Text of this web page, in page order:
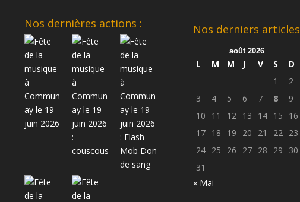
Nos dernières actions : Nos derniers articles
août 2026
L M M J V S
D
1
2
3
4 5 6 7 8
9
10
11 12 13 14 15
16
17
18 19 20 21 22
23
24
25 26 27 28 29
30
31
« Mai